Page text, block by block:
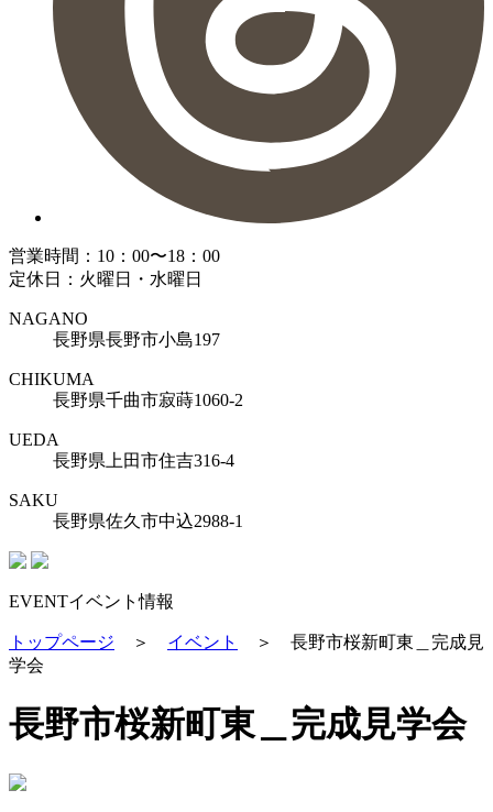
営業時間：10：00〜18：00
定休日：火曜日・水曜日
NAGANO
長野県長野市小島197
CHIKUMA
長野県千曲市寂蒔1060-2
UEDA
長野県上田市住吉316-4
SAKU
長野県佐久市中込2988-1
EVENTイベント情報
トップページ ＞ イベント ＞ 長野市桜新町東＿完成見
学会
長野市桜新町東＿完成見学会